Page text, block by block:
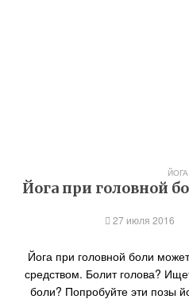
ЙОГА
Йога при головной
27 июля 2016
Йога при головной боли
средством. Болит голова?
боли? Попробуйте эти позы